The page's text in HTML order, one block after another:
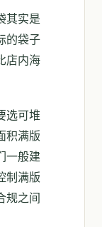
其实是
的袋子
店内海
选可堆
积满版
一般建
制满版
规之间